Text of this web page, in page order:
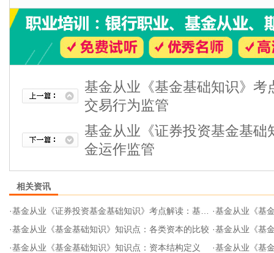
基金从业《基金基础知识》考
交易行为监管
基金从业《证券投资基金基础
金运作监管
相关资讯
·基金从业《证券投资基金基础知识》考点解读：基金运作监管 ·基金从业《基金基
·基金从业《基金基础知识》知识点：各类资本的比较 ·基金从业《基
·基金从业《基金基础知识》知识点：资本结构定义 ·基金从业《基